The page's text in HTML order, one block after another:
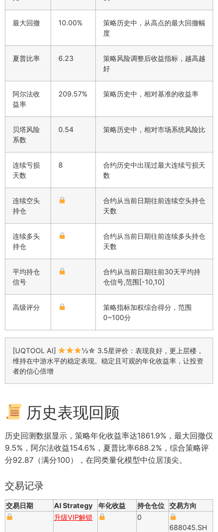
最大回撤 10.00%
策略历史中，从高点的最大回撤幅
度
夏普比率 6.23
策略风险调整后收益指标，越高越
好
阿尔法收
益率
209.57% 策略历史中，相对基准的收益率
贝塔风险
系数
0.54 策略历史中，相对市场系统风险比
连续亏损
天数
8
合约历史中出现过最大连续亏损天
数
连续空头
持仓
合约从当前日期往前连续空头持仓
天数
连续多头
持仓
合约从当前日期往前连续多头持仓
天数
平均持仓
信号
合约从当前日期往前30天平均持
仓信号,范围[-10,10]
高级评分
策略指标加权综合得分，范围
0~100分
[UQTOOL AI]
½☆ 3.5星评价：表现良好，更上层楼，
维持在中游水平的稳定表现。稳定且可观的年化收益率，让投资
者的信心倍增
历史表现回顾
历史回测数据显示，策略年化收益率达1861.9%，最大回撤仅
9.5%，阿尔法收益154.6%，夏普比率688.2%，综合策略评
分92.87（满分100），在同类量化模型中位居顶尖。
交易记录
交易日期 AI Strategy 年化收益 持仓仓位 交易方向
升级VIP解锁
0
688045.SH